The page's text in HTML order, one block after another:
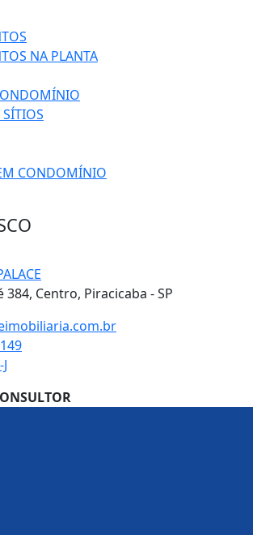
NA PLANTA
CONDOMÍNIO
384, Centro, Piracicaba - SP